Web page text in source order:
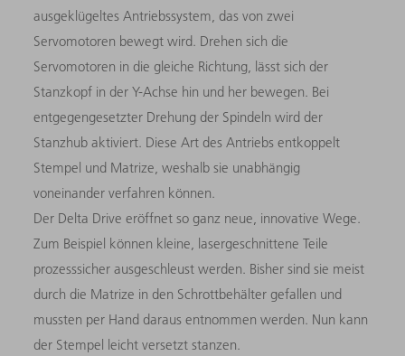
ausgeklügeltes Antriebssystem, das von zwei
Servomotoren bewegt wird. Drehen sich die
Servomotoren in die gleiche Richtung, lässt sich der
Stanzkopf in der Y-Achse hin und her bewegen. Bei
entgegengesetzter Drehung der Spindeln wird der
Stanzhub aktiviert. Diese Art des Antriebs entkoppelt
Stempel und Matrize, weshalb sie unabhängig
voneinander verfahren können.
Der Delta Drive eröffnet so ganz neue, innovative Wege.
Zum Beispiel können kleine, lasergeschnittene Teile
prozesssicher ausgeschleust werden. Bisher sind sie meist
durch die Matrize in den Schrottbehälter gefallen und
mussten per Hand daraus entnommen werden. Nun kann
der Stempel leicht versetzt stanzen.